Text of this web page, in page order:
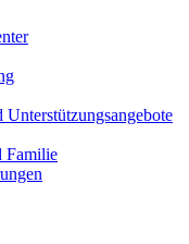
Familie